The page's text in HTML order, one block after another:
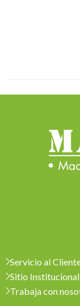
Servicio al
Sitio Institucional
Trabaja con